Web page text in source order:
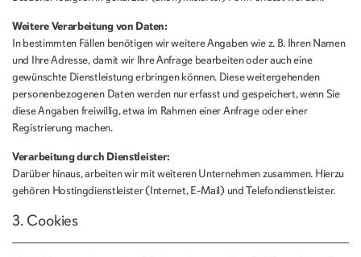
Weitere Verarbeitung von Daten:
In bestimmten Fällen benötigen wir weitere Angaben wie z. B. Ihren Namen
und Ihre Adresse, damit wir Ihre Anfrage bearbeiten oder auch eine
gewünschte Dienstleistung erbringen können. Diese weitergehenden
personenbezogenen Daten werden nur erfasst und gespeichert, wenn Sie
diese Angaben freiwillig, etwa im Rahmen einer Anfrage oder einer
Registrierung machen.
Verarbeitung durch Dienstleister:
Darüber hinaus, arbeiten wir mit weiteren Unternehmen zusammen. Hierzu
gehören Hostingdienstleister (Internet, E-Mail) und Telefondienstleister.
3. Cookies